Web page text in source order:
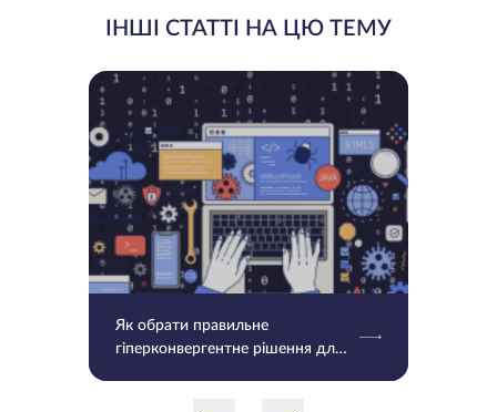
ІНШІ СТАТТІ НА ЦЮ ТЕМУ
Як обрати правильне
гіперконвергентне рішення для